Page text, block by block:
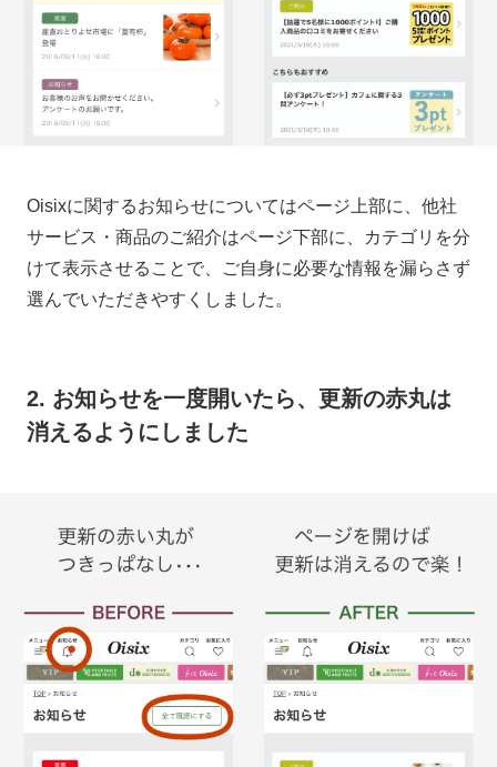
Oisixに関するお知らせについてはページ上部に、他社
サービス・商品のご紹介はページ下部に、カテゴリを分
けて表示させることで、ご自身に必要な情報を漏らさず
選んでいただきやすくしました。
2. お知らせを一度開いたら、更新の赤丸は
消えるようにしました